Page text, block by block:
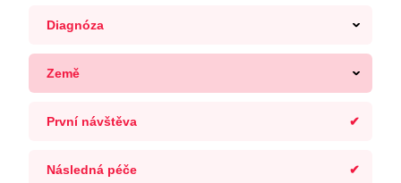
Diagnóza
Země
První návštěva
Následná péče